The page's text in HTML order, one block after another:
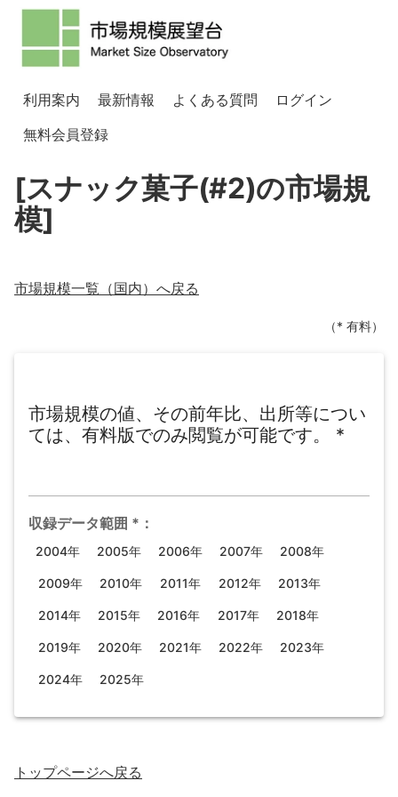
利用案内 最新情報 よくある質問
ログイン
無料会員登録
[スナック菓子(#2)の市場規
模]
市場規模一覧（国内）へ戻る
（* 有料）
市場規模の値、その前年比、出所等につい
ては、有料版でのみ閲覧が可能です。
*
収録データ範囲 * ：
2004年 2005年 2006年 2007年 2008年
2009年 2010年 2011年 2012年 2013年
2014年 2015年 2016年 2017年 2018年
2019年 2020年 2021年 2022年 2023年
2024年 2025年
トップページへ戻る